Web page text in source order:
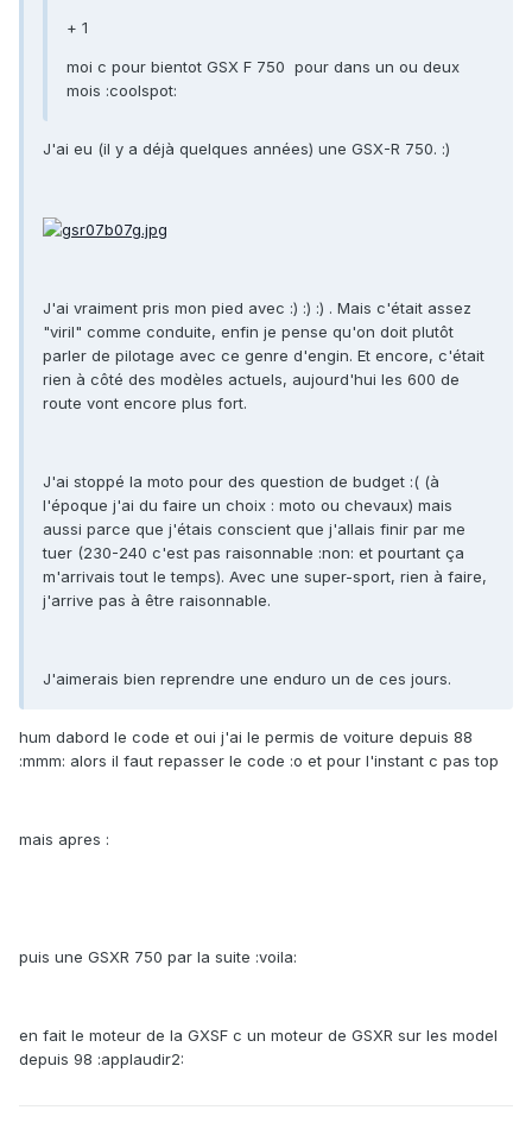
+ 1
moi c pour bientot GSX F 750 pour dans un ou deux
mois :coolspot:
J'ai eu (il y a déjà quelques années) une GSX-R 750. :)
J'ai vraiment pris mon pied avec :) :) :) . Mais c'était assez
"viril" comme conduite, enfin je pense qu'on doit plutôt
parler de pilotage avec ce genre d'engin. Et encore, c'était
rien à côté des modèles actuels, aujourd'hui les 600 de
route vont encore plus fort.
J'ai stoppé la moto pour des question de budget :( (à
l'époque j'ai du faire un choix : moto ou chevaux) mais
aussi parce que j'étais conscient que j'allais finir par me
tuer (230-240 c'est pas raisonnable :non: et pourtant ça
m'arrivais tout le temps). Avec une super-sport, rien à faire,
j'arrive pas à être raisonnable.
J'aimerais bien reprendre une enduro un de ces jours.
hum dabord le code et oui j'ai le permis de voiture depuis 88
:mmm: alors il faut repasser le code :o et pour l'instant c pas top
mais apres :
puis une GSXR 750 par la suite :voila:
en fait le moteur de la GXSF c un moteur de GSXR sur les model
depuis 98 :applaudir2: